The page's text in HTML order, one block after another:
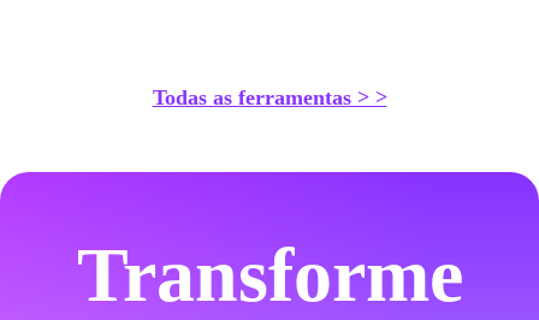
Todas as ferramentas > >
Transforme